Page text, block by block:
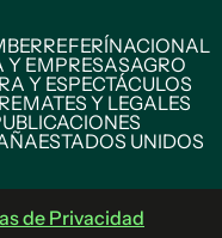
REFERÍNACIONAL
Y EMPRESASAGRO
Y ESPECTÁCULOS
REMATES Y LEGALES
ESTADOS UNIDOS
de Privacidad